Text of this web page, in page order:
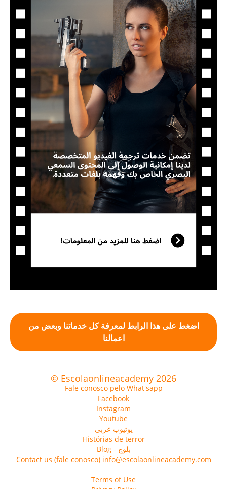
اضغط على هذا الرابط لمعرفة كل خدماتنا وبعض من
اعمالنا
© Escolaonlineacademy 2026
Fale conosco pelo What'sapp
Facebook
Instagram
Youtube
يوتيوب عربي
Histórias de terror
Blog - بلوج
Contact us (fale conosco) info@escolaonlineacademy.com
Terms of Use